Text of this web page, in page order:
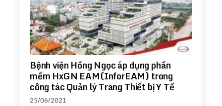
Bệnh viện Hồng Ngọc áp dụng phần
mềm HxGN EAM(InforEAM) trong
công tác Quản lý Trang Thiết bị Y Tế
25/06/2021